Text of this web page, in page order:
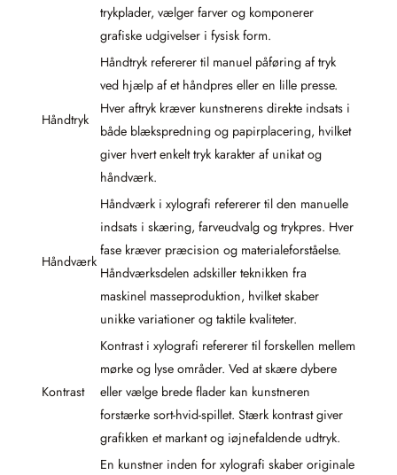
trykplader, vælger farver og komponerer
grafiske udgivelser i fysisk form.
Håndtryk
Håndtryk refererer til manuel påføring af tryk
ved hjælp af et håndpres eller en lille presse.
Hver aftryk kræver kunstnerens direkte indsats i
både blækspredning og papirplacering, hvilket
giver hvert enkelt tryk karakter af unikat og
håndværk.
Håndværk
Håndværk i xylografi refererer til den manuelle
indsats i skæring, farveudvalg og trykpres. Hver
fase kræver præcision og materialeforståelse.
Håndværksdelen adskiller teknikken fra
maskinel masseproduktion, hvilket skaber
unikke variationer og taktile kvaliteter.
Kontrast
Kontrast i xylografi refererer til forskellen mellem
mørke og lyse områder. Ved at skære dybere
eller vælge brede flader kan kunstneren
forstærke sort-hvid-spillet. Stærk kontrast giver
grafikken et markant og iøjnefaldende udtryk.
En kunstner inden for xylografi skaber originale